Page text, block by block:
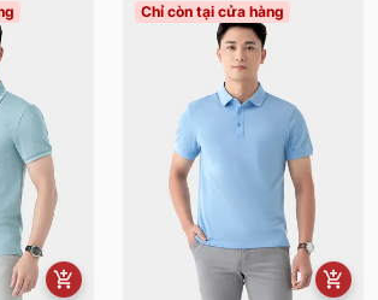
Chỉ còn tại cửa hàng